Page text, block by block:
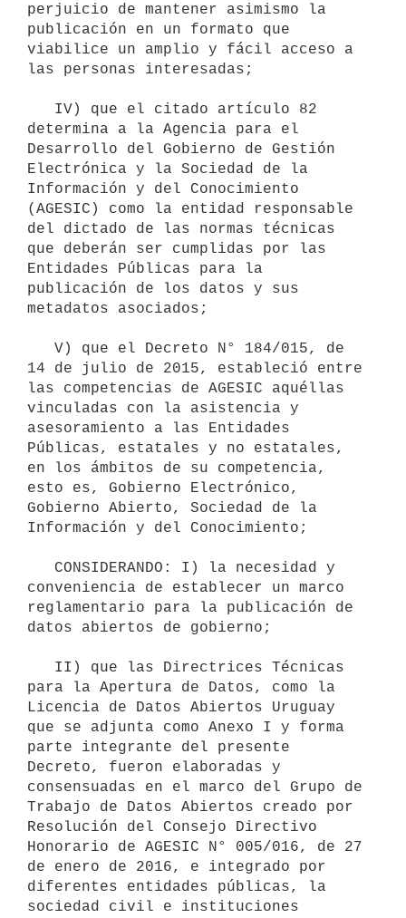
perjuicio de mantener asimismo la
publicación en un formato que
viabilice un amplio y fácil acceso a
las personas interesadas;
determina a la Agencia para el
Desarrollo del Gobierno de Gestión
Electrónica y la Sociedad de la
Información y del Conocimiento
(AGESIC) como la entidad responsable
del dictado de las normas técnicas
que deberán ser cumplidas por las
Entidades Públicas para la
publicación de los datos y sus
metadatos asociados;
14 de julio de 2015, estableció entre
las competencias de AGESIC aquéllas
vinculadas con la asistencia y
asesoramiento a las Entidades
Públicas, estatales y no estatales,
en los ámbitos de su competencia,
esto es, Gobierno Electrónico,
Gobierno Abierto, Sociedad de la
Información y del Conocimiento;
conveniencia de establecer un marco
reglamentario para la publicación de
datos abiertos de gobierno;
para la Apertura de Datos, como la
Licencia de Datos Abiertos Uruguay
que se adjunta como Anexo I y forma
parte integrante del presente
Decreto, fueron elaboradas y
consensuadas en el marco del Grupo de
Trabajo de Datos Abiertos creado por
Resolución del Consejo Directivo
Honorario de AGESIC N° 005/016, de 27
de enero de 2016, e integrado por
diferentes entidades públicas, la
sociedad civil e instituciones